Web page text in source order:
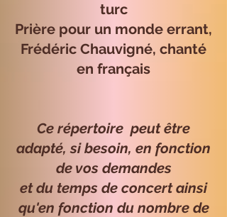
turc
Prière pour un monde errant,
Frédéric Chauvigné, chanté
en français
Ce répertoire peut être
adapté, si besoin, en fonction
de vos demandes
et du temps de concert ainsi
qu'en fonction du nombre de